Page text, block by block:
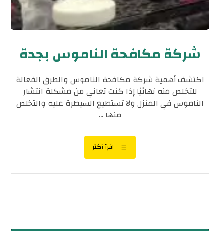
شركة مكافحة الناموس بجدة
اكتشف أهمية شركة مكافحة الناموس والطرق الفعالة
للتخلص منه نهائيًا إذا كنت تعاني من مشكلة انتشار
الناموس في المنزل ولا تستطيع السيطرة عليه والتخلص
منها ...
اقرأ أكثر